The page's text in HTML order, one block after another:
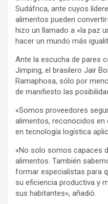
Sudáfrica, ante cuyos
alimentos pueden
hizo un llamado a «la paz
hacer un mundo más
Ante la escucha de pares
Jimping, el brasilero Jair
Ramaphosa, sólo por
de manifiesto las
«Somos proveedores
alimentos, reconocidos en
en tecnología logística
«No solo somos capaces
alimentos. También
formar especialistas para
su eficiencia productiva y
sus habitantes», añadió.